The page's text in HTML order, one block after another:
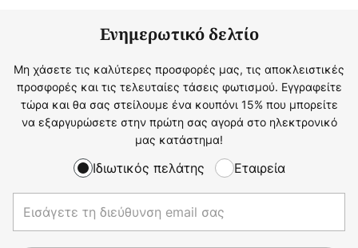
Ενημερωτικό δελτίο
Μη χάσετε τις καλύτερες προσφορές μας, τις αποκλειστικές
προσφορές και τις τελευταίες τάσεις φωτισμού. Εγγραφείτε
τώρα και θα σας στείλουμε ένα κουπόνι 15% που μπορείτε
να εξαργυρώσετε στην πρώτη σας αγορά στο ηλεκτρονικό
μας κατάστημα!
Ιδιωτικός πελάτης Εταιρεία